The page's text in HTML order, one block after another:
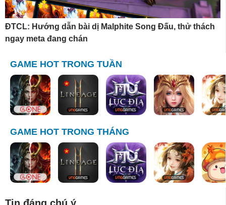
ĐTCL: Hướng dẫn bài dị Malphite Song Đấu, thử thách
ngay meta đang chán
GAME HOT TRONG TUẦN
GAME HOT TRONG THÁNG